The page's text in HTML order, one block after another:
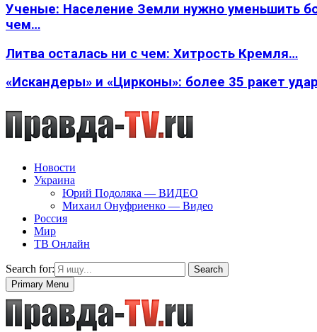
Ученые: Население Земли нужно уменьшить
чем…
Литва осталась ни с чем: Хитрость Кремля…
«Искандеры» и «Цирконы»: более 35 ракет
Новости
Украина
Юрий Подоляка — ВИДЕО
Михаил Онуфриенко — Видео
Россия
Мир
ТВ Онлайн
Search for:
Search
Primary Menu